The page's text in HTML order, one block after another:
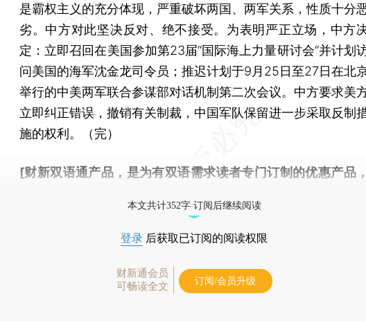
是霸权主义的充分体现，严重破坏两国、两军关系，性质十分
劣。中方对此坚决反对、绝不接受。为表明严正立场，中方
定：立即召回在美国参加第23届“国际海上力量研讨会”并计划
问美国的海军沈金龙司令员；推迟计划于9月25日至27日在北
举行的中美两军联合参谋部对话机制第二次会议。中方要求美
立即纠正错误，撤销有关制裁，中国军队保留进一步采取反制
施的权利。（完）
[财新双语通产品，是为有双语需求读者专门订制的优惠产品，
本文共计352字 订阅后继续阅读
登录 后获取已订阅的阅读权限
财新通会员
可畅读全文
订阅/会员升级